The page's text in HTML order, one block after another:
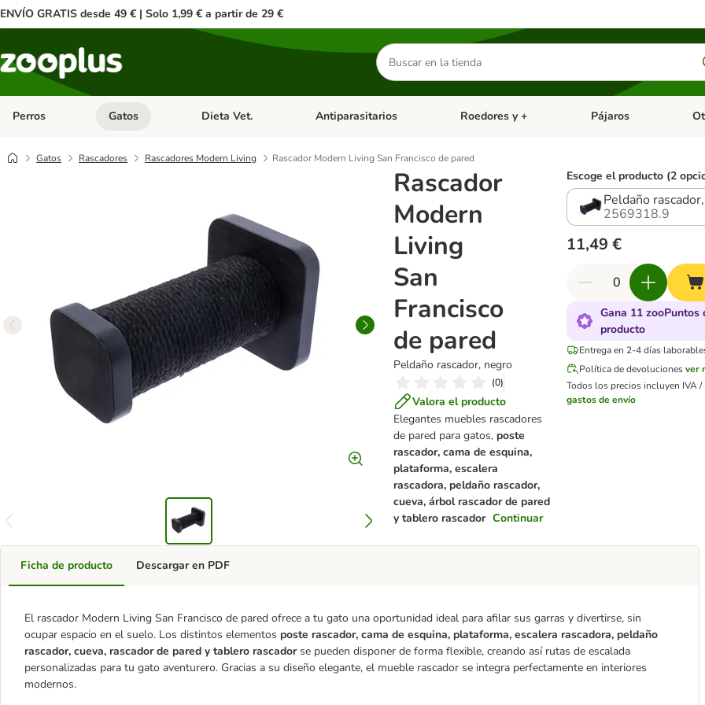
ENVÍO GRATIS desde 49 € | Solo 1,99 € a partir de 29 €
Buscar
productos
Perros Menú de categoria abierto: Perros
Gatos Menú de categoria abierto: Gatos
Dieta Vet. Menú de categoria abierto: Dieta Vet.
Antiparasitarios Menú de categoria abierto: Antiparasitarios
Roedores y + Menú de categoria
Pájaros
Gatos Rascadores Rascadores Modern Living Rascador Modern Living San Francisco de pared
Rascador
Modern
Living
San
Francisco
de pared
Peldaño rascador, negro
(0)
Valora el producto
Elegantes muebles rascadores
de pared para gatos, poste
rascador, cama de esquina,
plataforma, escalera
rascadora, peldaño rascador,
cueva, árbol rascador de pared
y tablero rascador Continuar
Escoge el producto (2
Peldaño
2569318.9
11,49 €
Gana 11 zooPuntos
producto
Entrega en 2-4 días
Política de devoluciones ver
Todos los precios incluyen IVA /
gastos de envío
Ficha de producto
El rascador Modern Living San Francisco de pared ofrece a tu gato una oportunidad ideal para afilar sus garras y divertirse, sin
ocupar espacio en el suelo. Los distintos elementos poste rascador, cama de esquina, plataforma, escalera rascadora, peldaño
rascador, cueva, rascador de pared y tablero rascadorse pueden disponer de forma flexible, creando así rutas de escalada
personalizadas para tu gato aventurero. Gracias a su diseño elegante, el mueble rascador se integra perfectamente en interiores
modernos.
Descargar en PDF